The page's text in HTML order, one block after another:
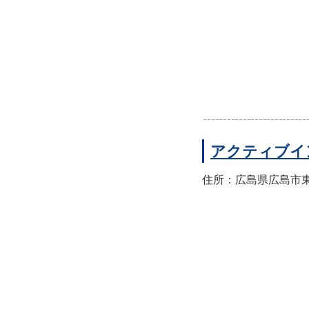
アクティブ
住所：広島県広島市